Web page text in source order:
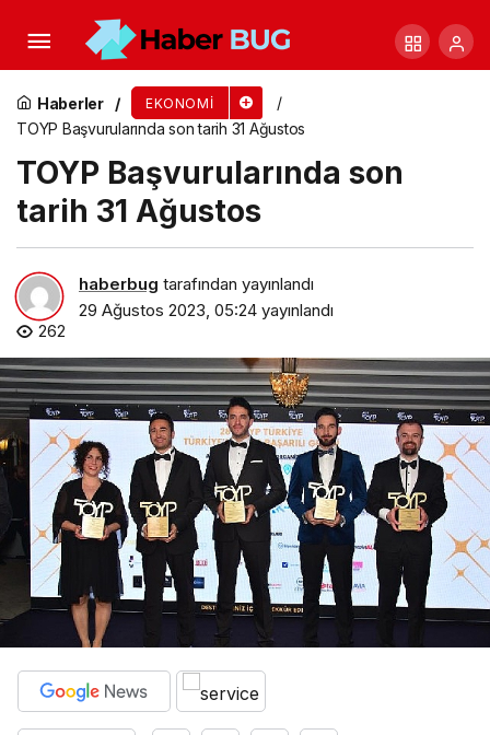
Haberler EKONOMI
TOYP Başvurularında son tarih 31 Ağustos
TOYP Başvurularında son
tarih 31 Ağustos
haberbug tarafından yayınlandı
29 Ağustos 2023, 05:24 yayınlandı
262
Kripto para madenciliğinde elektrik maliyetlerinin